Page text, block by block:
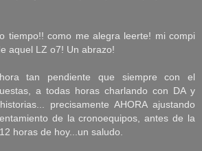
tiempo!! como me alegra leerte! mi compi
aquel LZ o7! Un abrazo!
tan pendiente que siempre con el
a todas horas charlando con DA y
precisamente AHORA ajustando
de la cronoequipos, antes de la
horas de hoy...un saludo.